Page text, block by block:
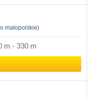
małopolskie)
m - 330 m